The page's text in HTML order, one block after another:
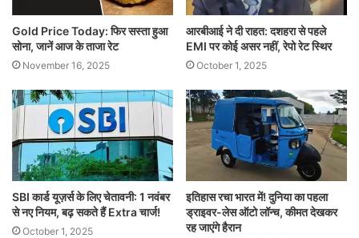
Gold Price Today: फिर सस्ता हुआ
सोना, जानें आज के ताजा रेट
November 16, 2025
आरबीआई ने दी राहत: दशहरा से पहले
EMI पर कोई असर नहीं, रेपो रेट स्थिर
October 1, 2025
SBI कार्ड यूज़र्स के लिए चेतावनी: 1 नवंबर
से नए नियम, बढ़ सकते हैं Extra चार्ज!
October 1, 2025
इतिहास रचा भारत में! दुनिया का पहला
ड्राइवर-लेस ऑटो लॉन्च, कीमत देखकर
रह जाएंगे हैरान